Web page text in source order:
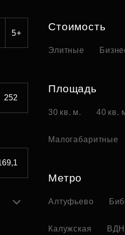
5+
Стоимость
Элитные
Площадь
30 кв. м. 40 кв.
Малогабаритные
Метро
Алтуфьево
Калужская